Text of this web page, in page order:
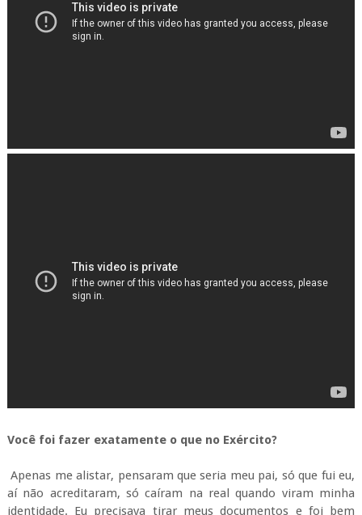
Você foi fazer exatamente o que no Exército?
Apenas me alistar, pensaram que seria meu pai, só que fui eu,
aí não acreditaram, só caíram na real quando viram minha
identidade. Eu precisava tirar meus documentos e foi bem